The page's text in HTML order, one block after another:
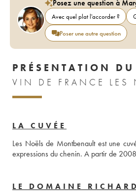
Posez une question à
Avec quel plat l'accorder ?
Poser une autre question
PRÉSENTATION DU
LA CUVÉE
Les Noëls de Montbenault est une
expressions du chenin. A partir de
LE DOMAINE